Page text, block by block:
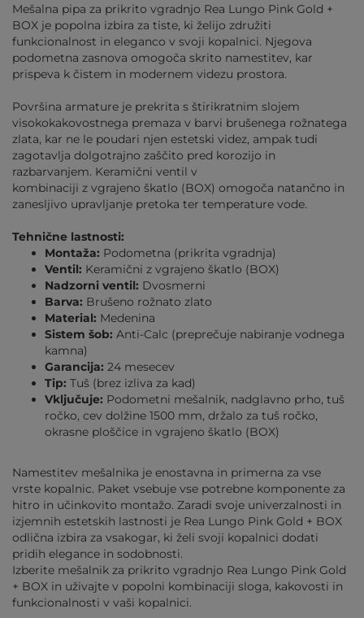
Mešalna pipa za prikrito vgradnjo Rea Lungo Pink Gold +
BOX je popolna izbira za tiste, ki želijo združiti
funkcionalnost in eleganco v svoji kopalnici. Njegova
podometna zasnova omogoča skrito namestitev, kar
prispeva k čistem in modernem videzu prostora.
Površina armature je prekrita s štirikratnim slojem
visokokakovostnega premaza v barvi brušenega rožnatega
zlata, kar ne le poudari njen estetski videz, ampak tudi
zagotavlja dolgotrajno zaščito pred korozijo in
razbarvanjem. Keramični ventil v
kombinaciji z vgrajeno škatlo (BOX) omogoča natančno in
zanesljivo upravljanje pretoka ter temperature vode.
Tehnične lastnosti:
Montaža: Podometna (prikrita vgradnja)
Ventil: Keramični z vgrajeno škatlo (BOX)
Nadzorni ventil: Dvosmerni
Barva: Brušeno rožnato zlato
Material: Medenina
Sistem šob: Anti-Calc (preprečuje nabiranje vodnega
kamna)
Garancija: 24 mesecev
Tip: Tuš (brez izliva za kad)
Vključuje: Podometni mešalnik, nadglavno prho, tuš
ročko, cev dolžine 1500 mm, držalo za tuš ročko,
okrasne ploščice in vgrajeno škatlo (BOX)
Namestitev mešalnika je enostavna in primerna za vse
vrste kopalnic. Paket vsebuje vse potrebne komponente za
hitro in učinkovito montažo. Zaradi svoje univerzalnosti in
izjemnih estetskih lastnosti je Rea Lungo Pink Gold + BOX
odlična izbira za vsakogar, ki želi svoji kopalnici dodati
pridih elegance in sodobnosti.
Izberite mešalnik za prikrito vgradnjo Rea Lungo Pink Gold
+ BOX in uživajte v popolni kombinaciji sloga, kakovosti in
funkcionalnosti v vaši kopalnici.